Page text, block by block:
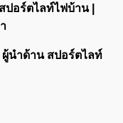
อร์ตไลท์ไฟบ้าน |
นำด้าน สปอร์ตไลท์